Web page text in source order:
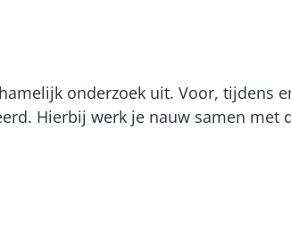
onderzoek uit. Voor, tijdens
Hierbij werk je nauw samen